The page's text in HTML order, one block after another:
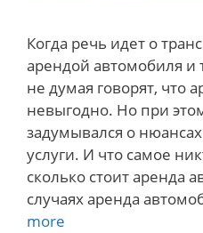
Когда речь идет о
арендой автомобиля и
не думая говорят, что
невыгодно. Но при
задумывался о
услуги. И что самое
сколько стоит аренда
случаях аренда
more